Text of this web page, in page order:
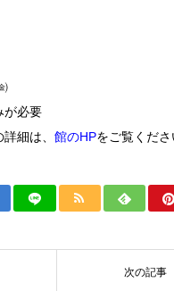
必要
細は、 館のHPをご覧くださ
次の記事